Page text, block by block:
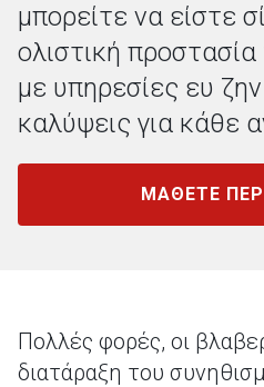
μπορείτε να είστε
ολιστική
με υπηρεσίες ευ
καλύψεις για κάθε
ΜΑΘΕΤΕ
Πολλές φορές, οι
διατάραξη του